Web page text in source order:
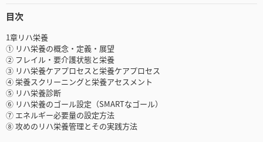
目次
1章リハ栄養
① リハ栄養の概念・定義・展望
② フレイル・要介護状態と栄養
③ リハ栄養ケアプロセスと栄養ケアプロセス
④ 栄養スクリーニングと栄養アセスメント
⑤ リハ栄養診断
⑥ リハ栄養のゴール設定（SMARTなゴール）
⑦ エネルギー必要量の設定方法
⑧ 攻めのリハ栄養管理とその実践方法